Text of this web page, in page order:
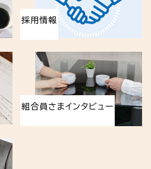
採用情報
組合員さまインタビュー